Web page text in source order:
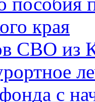
края
СВО из
с